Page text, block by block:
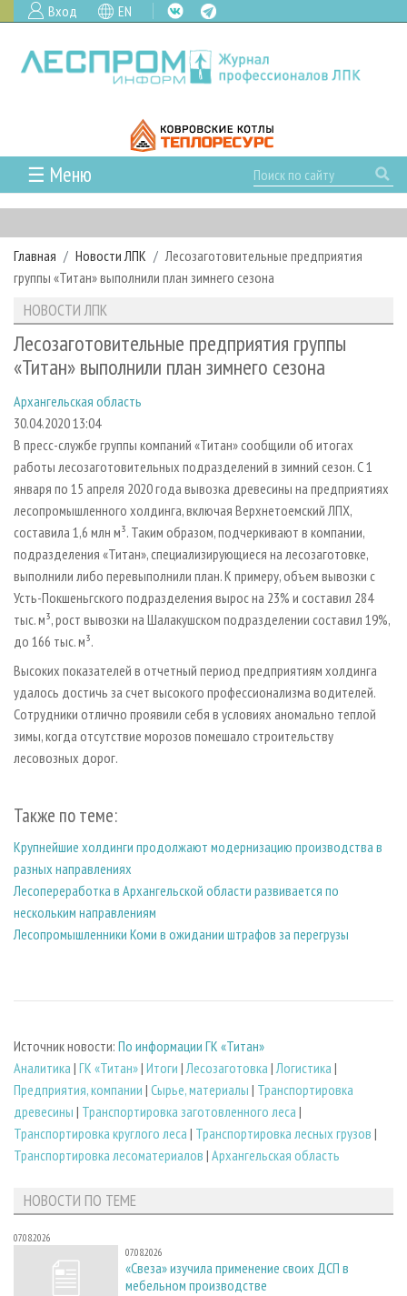
Вход EN
☰ Меню
ГЛАВНАЯ
РУБРИКИ И ТЕМЫ
РУБРИКИ ЖУРНАЛА
ЛЕСОЗАГОТОВКА
ЛЕСОПИЛЕНИЕ
СУШКА ДРЕВЕСИНЫ
ПРОИЗВОДСТВО ДРЕВЕСНЫХ ПЛИТ
ДЕРЕВЯННОЕ ДОМОСТРОЕНИЕ
ПРОИЗВОДСТВО МЕБЕЛИ
БИОЭНЕРГЕТИКА
ЦБП
ИНСТРУМЕНТ И МАТЕРИАЛЫ
НОВОСТИ
НОВОСТИ ЛПК
НОВОСТИ ЖУРНАЛА
ПРОЕКТЫ ЛПИ
АНАЛИТИКА
ПРЕДПРИЯТИЯ ЛПК
ПЕРСОНЫ
МОБИЛЬНЫЕ ВЫСТАВКИ
ОФИЦИАЛЬНЫЕ ДЕЛЕГАЦИИ
ПРИОРИТЕТНЫЕ ИНВЕСТПРОЕКТЫ
RUSSIAN FORESTRY REVIEW
ГАЗЕТА ЛЕСПРОМФОРУМ
БИБЛИОТЕКА СПЕЦИАЛИСТА
АРХИВ ЖУРНАЛОВ
О ЖУРНАЛЕ
ПОДПИСКА
КОНТАКТЫ
РЕКЛАМОДАТЕЛЯМ
РЕКЛАМА
РЕКЛАМА НА САЙТЕ
Главная Новости ЛПК
Лесозаготовительные предприятия
группы «Титан» выполнили план зимнего сезона
НОВОСТИ ЛПК
Лесозаготовительные предприятия группы
«Титан» выполнили план зимнего сезона
Архангельская область
30.04.2020 13:04
В пресс-службе группы компаний «Титан» сообщили об итогах
работы лесозаготовительных подразделений в зимний сезон. С 1
января по 15 апреля 2020 года вывозка древесины на предприятиях
лесопромышленного холдинга, включая Верхнетоемский ЛПХ,
составила 1,6 млн м³. Таким образом, подчеркивают в компании,
подразделения «Титан», специализирующиеся на лесозаготовке,
выполнили либо перевыполнили план. К примеру, объем вывозки с
Усть-Покшеньгского подразделения вырос на 23% и составил 284
тыс. м³, рост вывозки на Шалакушском подразделении составил 19%,
до 166 тыс. м³.
Высоких показателей в отчетный период предприятиям холдинга
удалось достичь за счет высокого профессионализма водителей.
Сотрудники отлично проявили себя в условиях аномально теплой
зимы, когда отсутствие морозов помешало строительству
лесовозных дорог.
Также по теме:
Крупнейшие холдинги продолжают модернизацию производства в
разных направлениях
Лесопереработка в Архангельской области развивается по
нескольким направлениям
Лесопромышленники Коми в ожидании штрафов за перегрузы
Источник новости: По информации ГК «Титан»
Аналитика | ГК «Титан»| Итоги | Лесозаготовка | Логистика |
Предприятия, компании | Сырье, материалы | Транспортировка
древесины | Транспортировка заготовленного леса |
Транспортировка круглого леса | Транспортировка лесных грузов |
Транспортировка лесоматериалов | Архангельская область
НОВОСТИ ПО ТЕМЕ
07.08.2026
07.08.2026
«Свеза» изучила применение своих ДСП в
мебельном производстве